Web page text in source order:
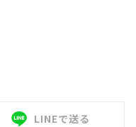
LINEで送る